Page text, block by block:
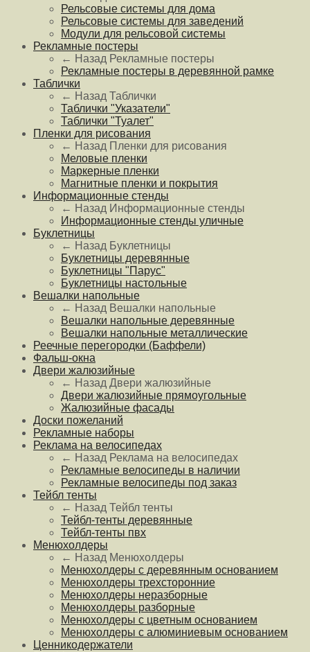
Рельсовые системы для дома
Рельсовые системы для заведений
Модули для рельсовой системы
Рекламные постеры
← Назад Рекламные постеры
Рекламные постеры в деревянной рамке
Таблички
← Назад Таблички
Таблички "Указатели"
Таблички "Туалет"
Пленки для рисования
← Назад Пленки для рисования
Меловые пленки
Маркерные пленки
Магнитные пленки и покрытия
Информационные стенды
← Назад Информационные стенды
Информационные стенды уличные
Буклетницы
← Назад Буклетницы
Буклетницы деревянные
Буклетницы "Парус"
Буклетницы настольные
Вешалки напольные
← Назад Вешалки напольные
Вешалки напольные деревянные
Вешалки напольные металлические
Реечные перегородки (Баффели)
Фальш-окна
Двери жалюзийные
← Назад Двери жалюзийные
Двери жалюзийные прямоугольные
Жалюзийные фасады
Доски пожеланий
Рекламные наборы
Реклама на велосипедах
← Назад Реклама на велосипедах
Рекламные велосипеды в наличии
Рекламные велосипеды под заказ
Тейбл тенты
← Назад Тейбл тенты
Тейбл-тенты деревянные
Тейбл-тенты пвх
Менюхолдеры
← Назад Менюхолдеры
Менюхолдеры с деревянным основанием
Менюхолдеры трехсторонние
Менюхолдеры неразборные
Менюхолдеры разборные
Менюхолдеры с цветным основанием
Менюхолдеры с алюминиевым основанием
Ценникодержатели